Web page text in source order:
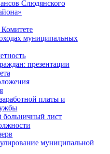
Слюдянского
муниципальных
презентации
платы и
больничный лист
муниципальной